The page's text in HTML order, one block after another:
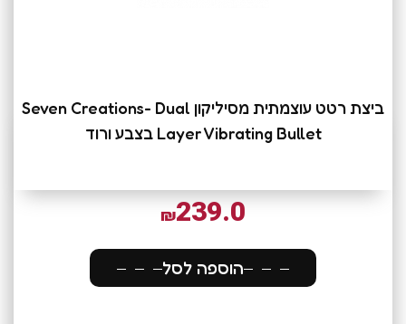
ביצת רטט עוצמתית מסיליקון Seven Creations- Dual
Layer Vibrating Bullet בצבע ורוד
₪239.0
הוספה לסל